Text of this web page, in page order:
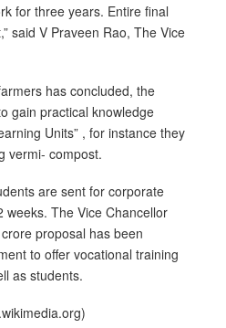
for three years. Entire final
said V Praveen Rao, The Vice
has concluded, the
gain practical knowledge
Units” , for instance they
vermi- compost.
are sent for corporate
The Vice Chancellor
proposal has been
to offer vocational training
as students.